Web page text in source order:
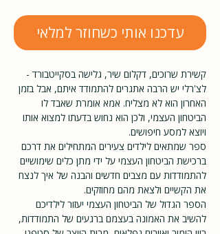
עדכנו אותי כשחוזר למלאי
קשירת שרוכים, דקלום שיר, גלישה בסקייטבורד -
לצ'רלי יש הרבה אתגרים להתמודד איתם, אבל בזמן
האחרון הוא לא מצליח. אמא אומרת שאבד לו
הביטחון העצמי, ולכן הוא נחוש בדעתו למצוא אותו
ויוצא למסע חיפושים.
ספר שמתאים לילדים צעירים המתחילים את דרכם
ברכישת הביטחון העצמי על ידי מתן כלים שימושיים
להתמודדות עם מצבים חדשים והבנה של איך לנצח
את הקשיים ולצאת מהם מחוזקים.
הספר הגדול של הביטחון העצמי יעזור לילדיכם
להשיב את האמונה בעצמם ברגעים של התמודדות,